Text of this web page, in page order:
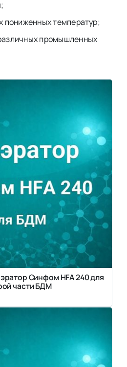
пониженных температур;
промышленных
Синфом HFA 240 для
части БДМ